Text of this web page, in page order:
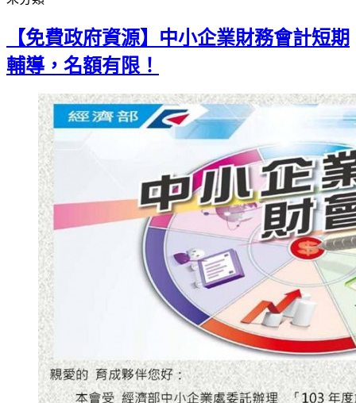
【免費政府資源】中小企業財務會計短期
輔導，名額有限！